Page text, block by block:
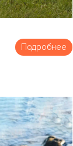
Подробнее